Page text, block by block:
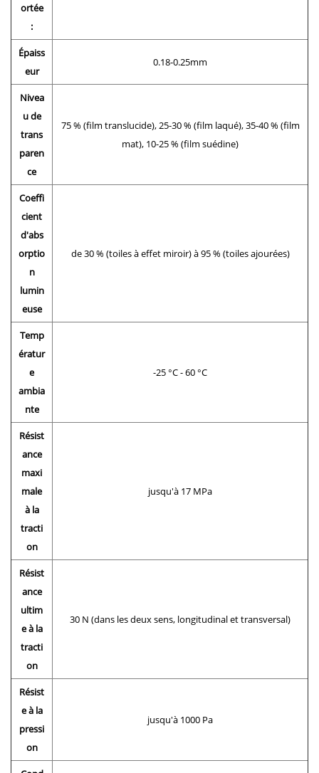
ortée
:
Épaiss
eur
0.18-0.25mm
Nivea
u de
trans
paren
ce
75 % (film translucide), 25-30 % (film laqué), 35-40 % (film
mat), 10-25 % (film suédine)
Coeffi
cient
d'abs
orptio
n
lumin
euse
de 30 % (toiles à effet miroir) à 95 % (toiles ajourées)
Temp
ératur
e
ambia
nte
-25 °C - 60 °C
Résist
ance
maxi
male
à la
tracti
on
jusqu'à 17 MPa
Résist
ance
ultim
e à la
tracti
on
30 N (dans les deux sens, longitudinal et transversal)
Résist
e à la
pressi
on
jusqu'à 1000 Pa